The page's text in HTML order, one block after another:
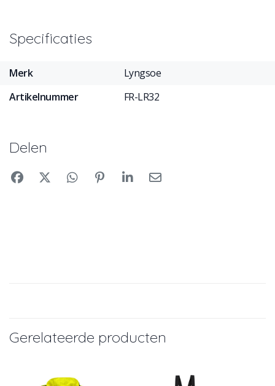
Specificaties
Merk
Lyngsoe
Artikelnummer
FR-LR32
Delen
Gerelateerde producten